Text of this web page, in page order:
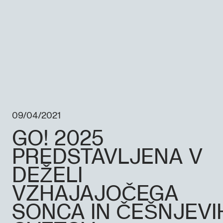
09/04/2021
GO! 2025
PREDSTAVLJENA V
DEŽELI
VZHAJAJOČEGA
SONCA IN